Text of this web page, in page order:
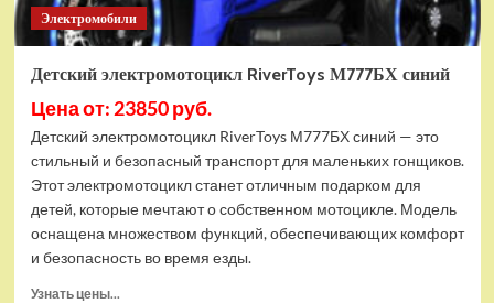
Электромобили
Детский электромотоцикл RiverToys М777БХ синий
Цена от: 23850 руб.
Детский электромотоцикл RiverToys М777БХ синий — это
стильный и безопасный транспорт для маленьких гонщиков.
Этот электромотоцикл станет отличным подарком для
детей, которые мечтают о собственном мотоцикле. Модель
оснащена множеством функций, обеспечивающих комфорт
и безопасность во время езды.
Узнать цены...